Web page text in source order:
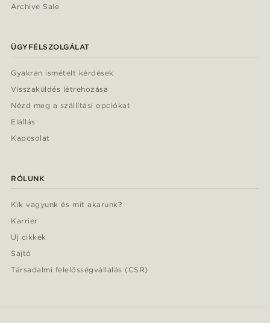
Archive Sale
ÜGYFÉLSZOLGÁLAT
Gyakran ismételt kérdések
Visszaküldés létrehozása
Nézd meg a szállítási opciókat
Elállás
Kapcsolat
RÓLUNK
Kik vagyunk és mit akarunk?
Karrier
Új cikkek
Sajtó
Társadalmi felelősségvállalás (CSR)